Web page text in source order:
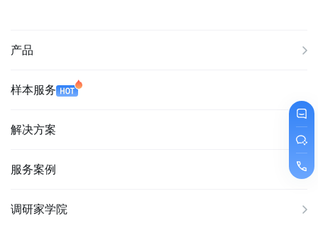
产品
样本服务
解决方案
服务案例
调研家学院